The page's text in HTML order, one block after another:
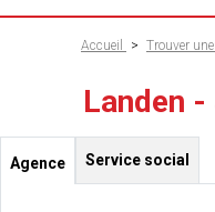
Accueil > Trouver
Landen
Agence Service social